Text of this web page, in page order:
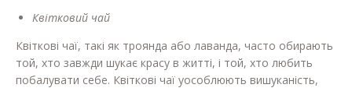
Квітковий чай
Квіткові чаї, такі як троянда або лаванда, часто обирають
той, хто завжди шукає красу в житті, і той, хто любить
побалувати себе. Квіткові чаї уособлюють вишуканість,